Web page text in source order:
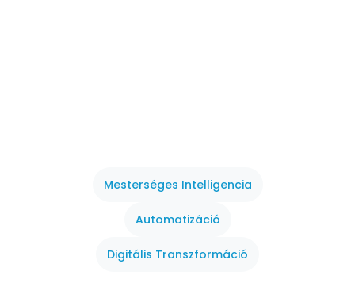
Mesterséges Intelligencia
Automatizáció
Digitális Transzformáció